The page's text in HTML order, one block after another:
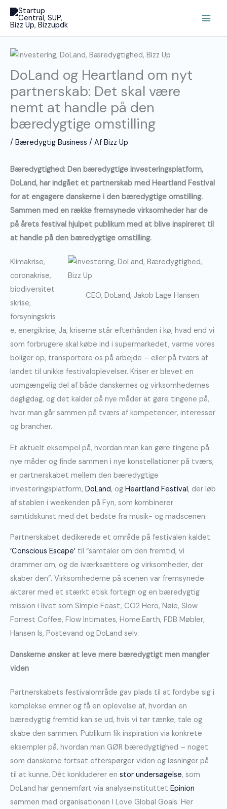
indholdet
DoLand og Heartland om nyt
partnerskab: Det skal være
nemt at handle på den
bæredygtige omstilling
/ Bæredygtig Business / Af Bizz Up
Bæredygtighed: Den bæredygtige investeringsplatform,
DoLand, har indgået et partnerskab med Heartland Festival
for at engagere danskerne i den bæredygtige omstilling.
Sammen med en række fremsynede virksomheder har de
på årets festival hjulpet publikum med at blive inspireret til
at handle på den bæredygtige omstilling.
CEO, DoLand, Jakob Lage Hansen
Klimakrise,
coronakrise,
biodiversitet
skrise,
forsyningskris
e, energikrise; Ja, kriserne står efterhånden i kø, hvad end vi
som forbrugere skal købe ind i supermarkedet, varme vores
boliger op, transportere os på arbejde – eller på tværs af
landet til unikke festivaloplevelser. Kriser er blevet en
uomgængelig del af både danskernes og virksomhedernes
dagligdag, og det kalder på nye måder at gøre tingene på,
hvor man går sammen på tværs af kompetencer, interesser
og brancher.
Et aktuelt eksempel på, hvordan man kan gøre tingene på
nye måder og finde sammen i nye konstellationer på tværs,
er partnerskabet mellem den bæredygtige
investeringsplatform, DoLand, og Heartland Festival, der løb
af stablen i weekenden på Fyn, som kombinerer
samtidskunst med det bedste fra musik- og madscenen.
Partnerskabet dedikerede et område på festivalen kaldet
‘Conscious Escape’ til “samtaler om den fremtid, vi
drømmer om, og de iværksættere og virksomheder, der
skaber den”. Virksomhederne på scenen var fremsynede
aktører med et stærkt etisk fortegn og en bæredygtig
mission i livet som Simple Feast, CO2 Hero, Nøie, Slow
Forrest Coffee, Flow Intimates, Home.Earth, FDB Møbler,
Hansen Is, Postevand og DoLand selv.
Danskerne ønsker at leve mere bæredygtigt men mangler
viden
Partnerskabets festivalområde gav plads til at fordybe sig i
komplekse emner og få en oplevelse af, hvordan en
bæredygtig fremtid kan se ud, hvis vi tør tænke, tale og
skabe den sammen. Publikum fik inspiration via konkrete
eksempler på, hvordan man GØR bæredygtighed – noget
som danskerne fortsat efterspørger viden og løsninger på
til at kunne. Dét konkluderer en stor undersøgelse, som
DoLand har gennemført via analyseinstituttet Epinion
sammen med organisationen I Love Global Goals. Her